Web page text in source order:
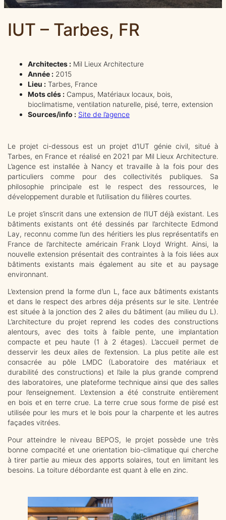
IUT – Tarbes, FR
Architectes : Mil Lieux Architecture
Année : 2015
Lieu : Tarbes, France
Mots clés : Campus, Matériaux locaux, bois,
bioclimatisme, ventilation naturelle, pisé, terre, extension
Sources/info : Site de l’agence
Le projet ci-dessous est un projet d’IUT génie civil, situé à
Tarbes, en France et réalisé en 2021 par Mil Lieux Architecture.
L’agence est installée à Nancy et travaille à la fois pour des
particuliers comme pour des collectivités publiques. Sa
philosophie principale est le respect des ressources, le
développement durable et l’utilisation du filières courtes.
Le projet s’inscrit dans une extension de l’IUT déjà existant. Les
bâtiments existants ont été dessinés par l’architecte Edmond
Lay, reconnu comme l’un des héritiers les plus représentatifs en
France de l’architecte américain Frank Lloyd Wright. Ainsi, la
nouvelle extension présentait des contraintes à la fois liées aux
bâtiments existants mais également au site et au paysage
environnant.
L’extension prend la forme d’un L, face aux bâtiments existants
et dans le respect des arbres déja présents sur le site. L’entrée
est située à la jonction des 2 ailes du bâtiment (au milieu du L).
L’architecture du projet reprend les codes des constructions
alentours, avec des toits à faible pente, une implantation
compacte et peu haute (1 à 2 étages). L’accueil permet de
desservir les deux ailes de l’extension. La plus petite aile est
consacrée au pôle LMDC (Laboratoire des matériaux et
durabilité des constructions) et l’aile la plus grande comprend
des laboratoires, une plateforme technique ainsi que des salles
pour l’enseignement. L’extension a été construite entièrement
en bois et en terre crue. La terre crue sous forme de pisé est
utilisée pour les murs et le bois pour la charpente et les autres
façades vitrées.
Pour atteindre le niveau BEPOS, le projet possède une très
bonne compacité et une orientation bio-climatique qui cherche
à tirer partie au mieux des apports solaires, tout en limitant les
besoins. La toiture débordante est quant à elle en zinc.